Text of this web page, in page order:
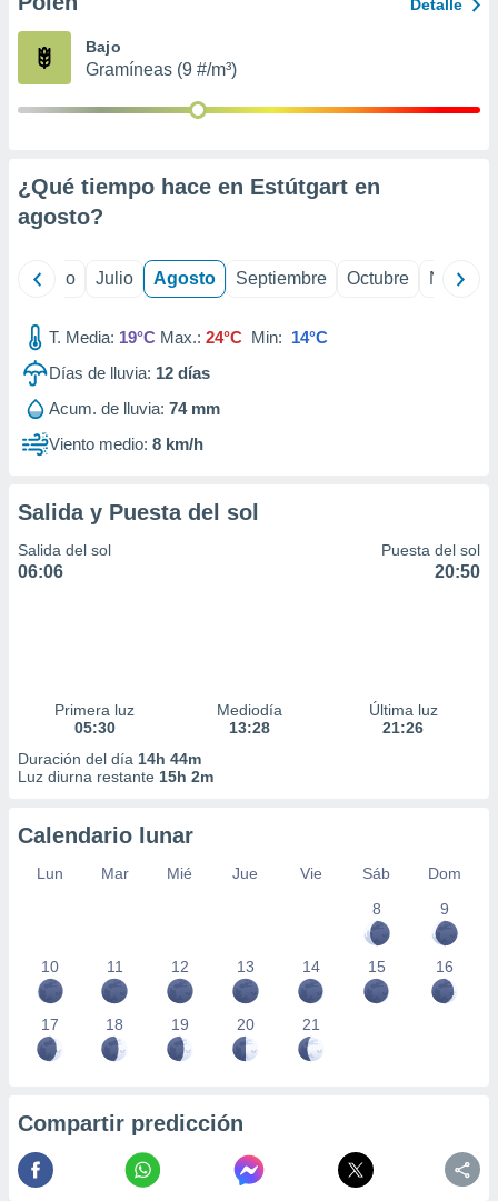
publicidad
1199
Detalle
Bajo
Gramíneas (9 #/m³)
¿Qué tiempo hace en Estútgart en
agosto?
Junio Julio Agosto Septiembre Octubre
T. Media: 19°C Max.: 24°C Min: 14°C
Días de lluvia: 12 días
Acum. de lluvia: 74 mm
Viento medio: 8 km/h
Salida y Puesta del sol
Salida del sol
06:06
Puesta del sol
20:50
Primera luz
05:30
Mediodía
13:28
Última luz
21:26
Duración del día 14h 44m
Luz diurna restante 15h 2m
Calendario lunar
Lun Mar Mié Jue Vie Sáb
Dom
8
9
10 11 12 13 14 15 16
17 18 19 20 21
Compartir predicción